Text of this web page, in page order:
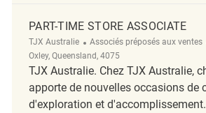
PART-TIME STORE ASSOCIATE
TJX Australie Catégorie
Associés préposés aux ventes
Oxley, Queensland, 4075
TJX Australie. Chez TJX Australie,
apporte de nouvelles occasions de
d'exploration et